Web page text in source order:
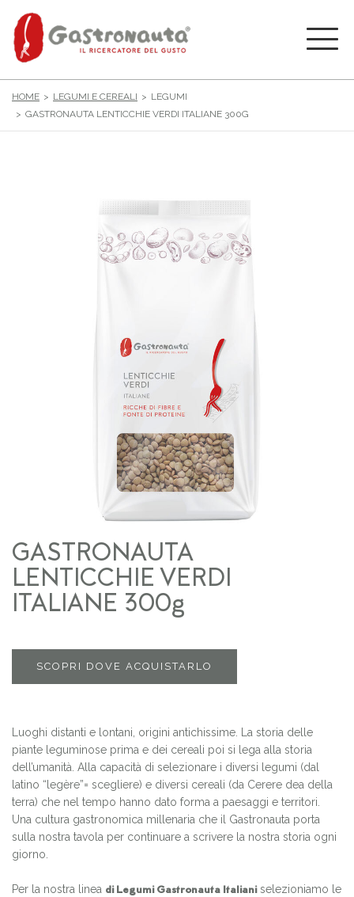
HOME LEGUMI E CEREALI
LEGUMI
GASTRONAUTA LENTICCHIE VERDI ITALIANE 300G
GASTRONAUTA
LENTICCHIE VERDI
ITALIANE 300g
SCOPRI DOVE ACQUISTARLO
Luoghi distanti e lontani, origini antichissime. La storia delle
piante leguminose prima e dei cereali poi si lega alla storia
dell’umanità. Alla capacità di selezionare i diversi legumi (dal
latino “legère”= scegliere) e diversi cereali (da Cerere dea della
terra) che nel tempo hanno dato forma a paesaggi e territori.
Una cultura gastronomica millenaria che il Gastronauta porta
sulla nostra tavola per continuare a scrivere la nostra storia ogni
giorno.
Per la nostra linea di Legumi Gastronauta Italianiselezioniamo le